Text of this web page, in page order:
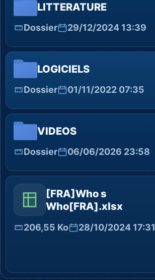
LITTERATURE
Dossier 29/12/2024 13:39
LOGICIELS
Dossier 01/11/2022 07:35
VIDEOS
Dossier 06/06/2026 23:58
[FRA]Who s
Who[FRA].xlsx
206,55 Ko 28/10/2024 17:31